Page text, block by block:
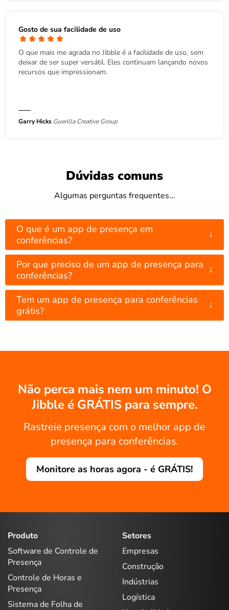
Gosto de sua facilidade de uso
O que mais me agrada no Jibble é a facilidade de uso, sem
deixar de ser super versátil. Eles continuam lançando novos
recursos que impressionam.
Garry Hicks Guerilla Creative Group
Dúvidas comuns
Algumas perguntas frequentes...
O que é um app de presença em
conferências?
↓
Por que preciso de um app de presença para
conferências?
↓
Tem um app de presença para conferências
grátis?
↓
Não perca mais nem um minuto! O
Jibble é GRÁTIS para sempre.
Rastreie presença com o melhor app de
presença para conferências.
Monitore as horas agora - é GRÁTIS!
Produto
Software de Controle de
Presença
Controle de Horas e
Presença
Sistema de Folha de
Setores
Empresas
Construção
Indústrias
Logística